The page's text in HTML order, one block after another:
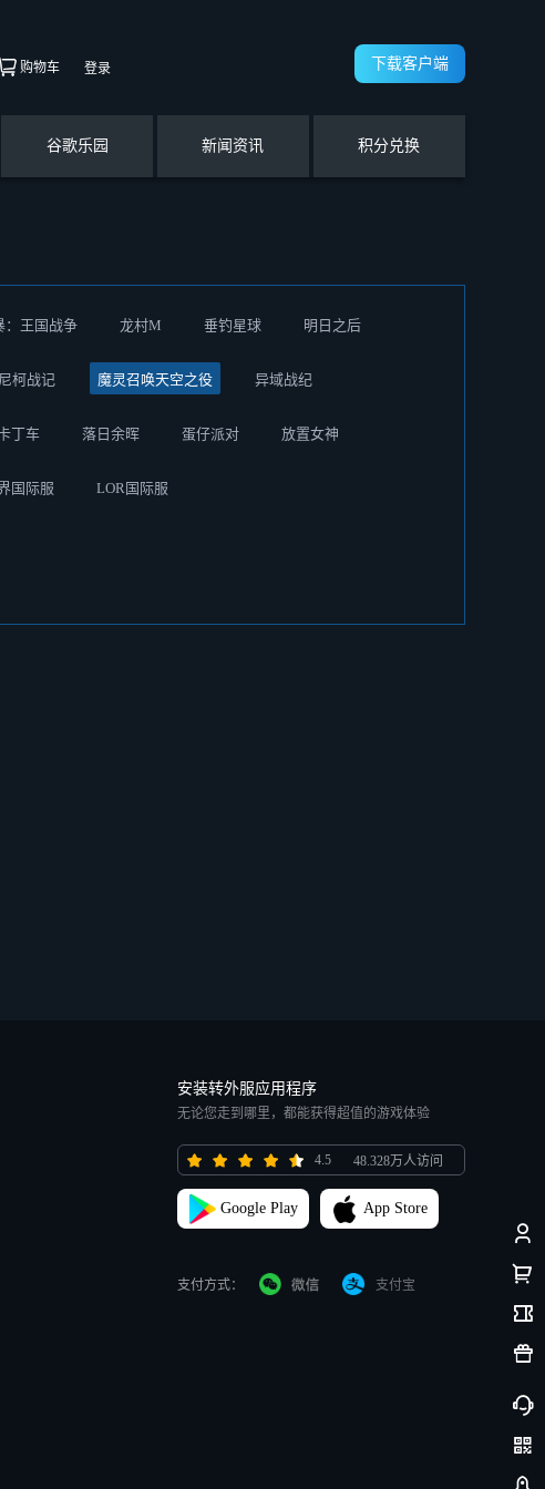
购物车 登录 下载客户端
谷歌乐园 新闻资讯 积分兑换
：王国战争 龙村M 垂钓星球 明日之后
柯战记 魔灵召唤天空之役 异域战纪
丁车 落日余晖 蛋仔派对 放置女神
国际服 LOR国际服
安装转外服应用程序
无论您走到哪里，都能获得超值的游戏体验
4.5 48.328万人访问
Google Play App Store
支付方式： 支付宝